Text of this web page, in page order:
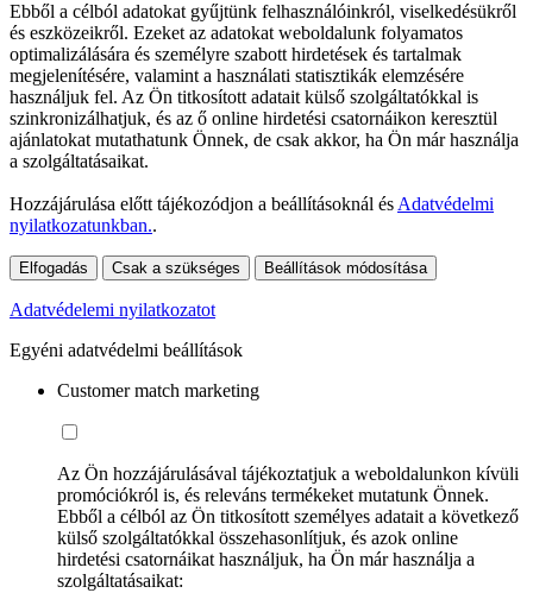
Ebből a célból adatokat gyűjtünk felhasználóinkról, viselkedésükről
és eszközeikről. Ezeket az adatokat weboldalunk folyamatos
optimalizálására és személyre szabott hirdetések és tartalmak
megjelenítésére, valamint a használati statisztikák elemzésére
használjuk fel. Az Ön titkosított adatait külső szolgáltatókkal is
szinkronizálhatjuk, és az ő online hirdetési csatornáikon keresztül
ajánlatokat mutathatunk Önnek, de csak akkor, ha Ön már használja
a szolgáltatásaikat.
Hozzájárulása előtt tájékozódjon a beállításoknál és Adatvédelmi
nyilatkozatunkban..
Elfogadás Csak a szükséges Beállítások módosítása
Adatvédelemi nyilatkozatot
Egyéni adatvédelmi beállítások
Customer match marketing
Az Ön hozzájárulásával tájékoztatjuk a weboldalunkon kívüli
promóciókról is, és releváns termékeket mutatunk Önnek.
Ebből a célból az Ön titkosított személyes adatait a következő
külső szolgáltatókkal összehasonlítjuk, és azok online
hirdetési csatornáikat használjuk, ha Ön már használja a
szolgáltatásaikat: